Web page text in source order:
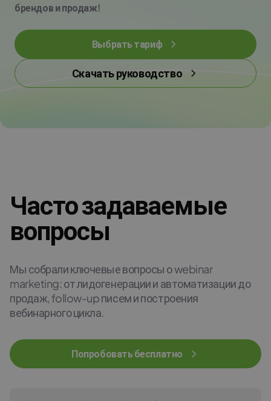
брендов и продаж!
Выбрать тариф
Скачать руководство
Часто задаваемые
вопросы
Мы собрали ключевые вопросы о webinar
marketing: от лидогенерации и автоматизации до
продаж, follow-up писем и построения
вебинарного цикла.
Попробовать бесплатно